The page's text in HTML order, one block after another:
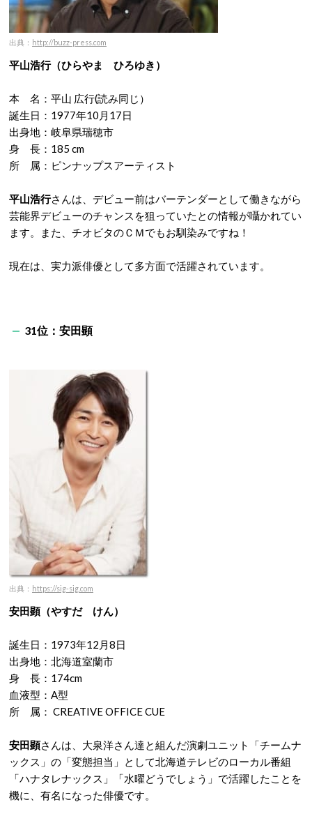
出典： http://buzz-press.com
平山浩行（ひらやま ひろゆき）
本 名：平山 広行(読み同じ）
誕生日：1977年10月17日
出身地：岐阜県瑞穂市
身 長：185 cm
所 属：ピンナップスアーティスト
平山浩行さんは、デビュー前はバーテンダーとして働きながら
芸能界デビューのチャンスを狙っていたとの情報が囁かれてい
ます。また、チオビタのＣＭでもお馴染みですね！
現在は、実力派俳優として多方面で活躍されています。
31位：安田顕
出典： https://sig-sig.com
安田顕（やすだ けん）
誕生日：1973年12月8日
出身地：北海道室蘭市
身 長：174cm
血液型：A型
所 属： CREATIVE OFFICE CUE
安田顕さんは、大泉洋さん達と組んだ演劇ユニット「チームナ
ックス」の「変態担当」として北海道テレビのローカル番組
「ハナタレナックス」「水曜どうでしょう」で活躍したことを
機に、有名になった俳優です。